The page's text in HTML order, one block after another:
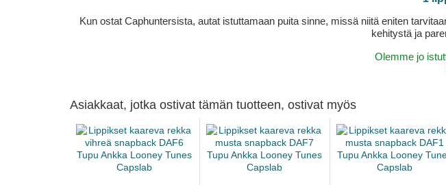
Kun ostat Caphuntersista, autat istuttamaan puita sinne, missä niitä eniten
kehitystä ja
Olemme jo
Asiakkaat, jotka ostivat tämän tuotteen, ostivat myös